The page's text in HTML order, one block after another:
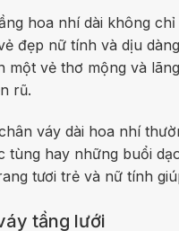
hoa nhí dài không
đẹp nữ tính và dịu
một vẻ thơ mộng và
rũ.
váy dài hoa nhí
tùng hay những buổi
tươi trẻ và nữ tính
tầng lưới